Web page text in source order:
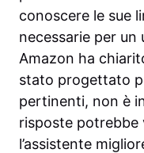
conoscere le sue
necessarie per
Amazon ha
stato progettato
pertinenti, non è
risposte potrebbe
l’assistente